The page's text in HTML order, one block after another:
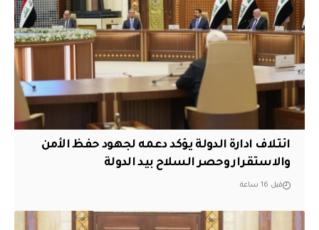
ائتلاف ادارة الدولة يؤكد دعمه لجهود حفظ الأمن
والاستقرار وحصر السلاح بيد الدولة
قبل 16 ساعة